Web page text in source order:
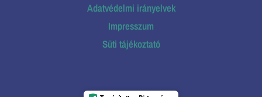
Adatvédelmi irányelvek
Impresszum
Süti tájékoztató